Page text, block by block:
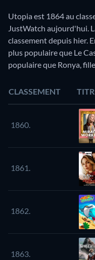
Utopia est 1864 au
JustWatch aujourd'hui.
classement depuis hier.
plus populaire que Le
populaire que Ronya,
CLASSEMENT
1860.
1861.
1862.
1863.